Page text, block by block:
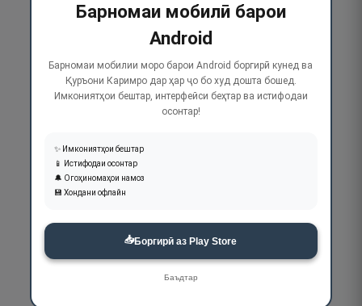
Барномаи мобилӣ барои
Android
Барномаи мобилии моро барои Android боргирӣ кунед ва
Қуръони Каримро дар ҳар ҷо бо худ дошта бошед.
Имкониятҳои бештар, интерфейси беҳтар ва истифодаи
осонтар!
✨ Имкониятҳои бештар
📱 Истифодаи осонтар
🔔 Огоҳиномаҳои намоз
💾 Хондани офлайн
📥Боргирӣ аз Play Store
Баъдтар